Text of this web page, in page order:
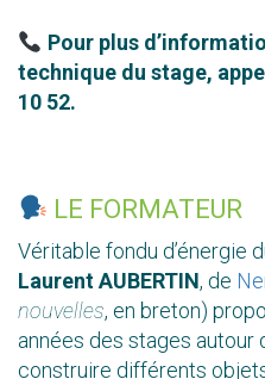
Pour plus
technique du stage,
10 52.
LE FORMATEUR
Véritable fondu d’énergie
Laurent AUBERTIN, de
nouvelles, en breton)
années des stages autour
construire différents